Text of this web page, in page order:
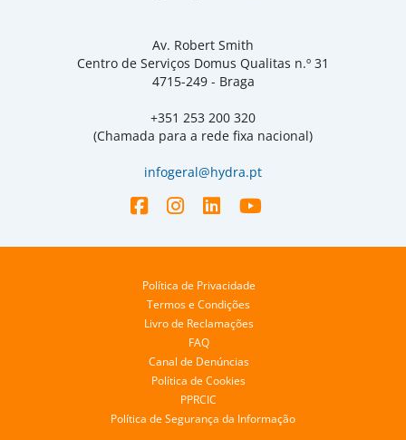
Av. Robert Smith
Centro de Serviços Domus Qualitas n.º 31
4715-249 - Braga
+351 253 200 320
(Chamada para a rede fixa nacional)
infogeral@hydra.pt
Política de Privacidade
Termos e Condições
Livro de Reclamações
FAQ
Canal de Denúncias
Política de Cookies
PPRCIC
Política de Segurança da Informação